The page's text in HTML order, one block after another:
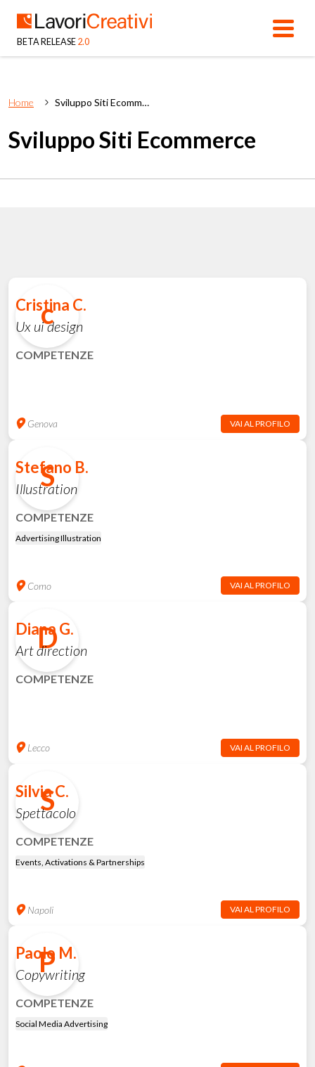
BETA RELEASE 2.0
Home Sviluppo Siti Ecommerce
Sviluppo Siti Ecommerce
c
Cristina C.
Ux ui design
COMPETENZE
Genova VAI AL PROFILO
S
Stefano B.
Illustration
COMPETENZE
Advertising Illustration
Como VAI AL PROFILO
D
Diana G.
Art direction
COMPETENZE
Lecco VAI AL PROFILO
S
Silvia C.
Spettacolo
COMPETENZE
Events, Activations & Partnerships
Napoli VAI AL PROFILO
P
Paolo M.
Copywriting
COMPETENZE
Social Media Advertising